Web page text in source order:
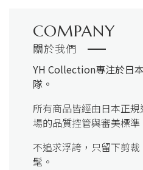
COMPANY
關於我們
YH Collection專注於日
隊。
所有商品皆經由日本正
場的品質控管與審美標準
不追求浮誇，只留下剪
髦。